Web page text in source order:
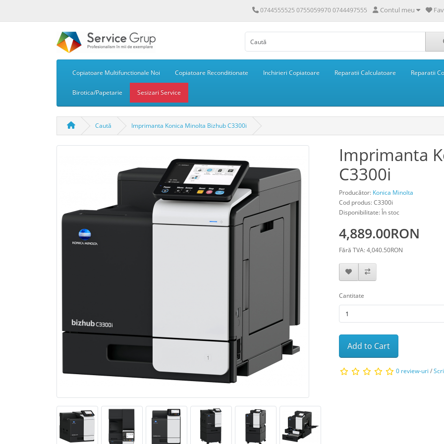
0744555525 0755059970 0744497555 Contul meu
Copiatoare Multifunctionale Noi Copiatoare Reconditionate Inchirieri Copiatoare Reparatii Calculatoare Reparatii
Birotica/Papetarie Sesizari Service
Caută Imprimanta Konica Minolta Bizhub C3300i
Imprimanta
C3300i
Producător: Konica Minolta
Cod produs: C3300i
Disponibilitate: În stoc
4,889.00RON
Fără TVA: 4,040.50RON
Cantitate
Add to Cart
0 review-uri /